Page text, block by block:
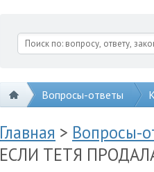
Вопросы-ответы
Главная > Вопросы-
ЕСЛИ ТЕТЯ